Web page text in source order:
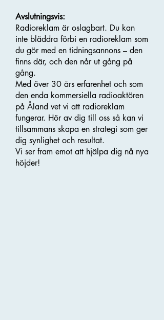
Avslutningsvis:
Radioreklam är oslagbart. Du kan
inte bläddra förbi en radioreklam som
du gör med en tidningsannons – den
finns där, och den når ut gång på
gång.
Med över 30 års erfarenhet och som
den enda kommersiella radioaktören
på Åland vet vi att radioreklam
fungerar. Hör av dig till oss så kan vi
tillsammans skapa en strategi som ger
dig synlighet och resultat.
Vi ser fram emot att hjälpa dig nå nya
höjder!